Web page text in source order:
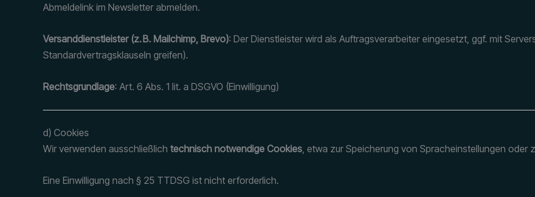
Abmeldelink im Newsletter abmelden.
Versanddienstleister (z. B. Mailchimp, Brevo): Der Dienstleister wird als Auftragsverarbeiter eingesetzt, ggf. mit
Standardvertragsklauseln greifen).
Rechtsgrundlage: Art. 6 Abs. 1 lit. a DSGVO (Einwilligung)
d) Cookies
Wir verwenden ausschließlich technisch notwendige Cookies, etwa zur Speicherung von Spracheinstellungen oder
Eine Einwilligung nach § 25 TTDSG ist nicht erforderlich.